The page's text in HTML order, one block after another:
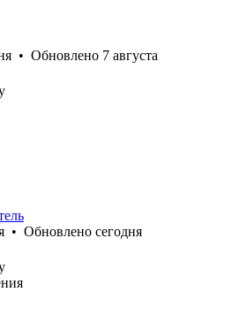
• Обновлено 7 августа
• Обновлено сегодня